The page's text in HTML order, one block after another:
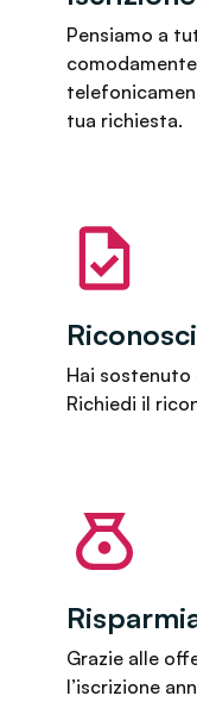
Pensiamo a
tua richiesta.
Hai sostenuto
Richiedi il
Grazie alle
l’iscrizione